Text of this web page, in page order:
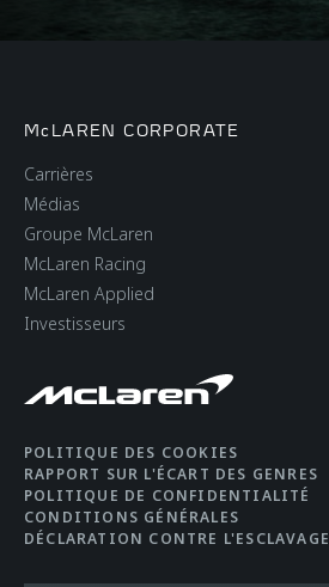
McLAREN CORPORATE
Carrières
Médias
Groupe McLaren
McLaren Racing
McLaren Applied
Investisseurs
POLITIQUE DES COOKIES
RAPPORT SUR L'ÉCART DES GENRES
POLITIQUE DE CONFIDENTIALITÉ
CONDITIONS GÉNÉRALES
DÉCLARATION CONTRE L'ESCLAVAGE